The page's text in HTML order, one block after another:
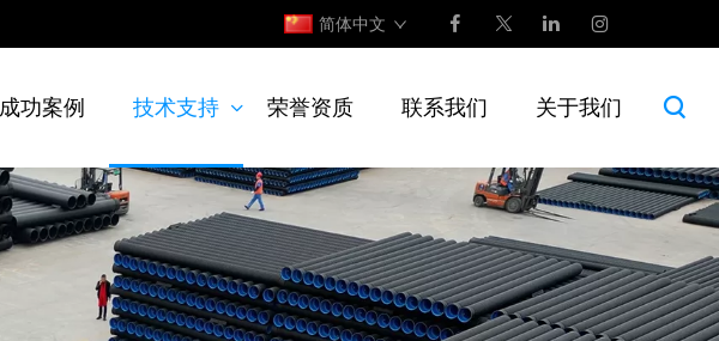
简体中文
成功案例 技术支持 荣誉资质 联系我们 关于我们